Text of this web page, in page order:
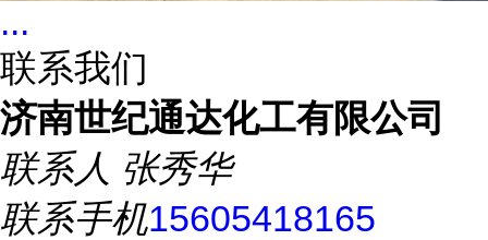
...
联系我们
济南世纪通达化工有限公司
联系人 张秀华
联系手机15605418165